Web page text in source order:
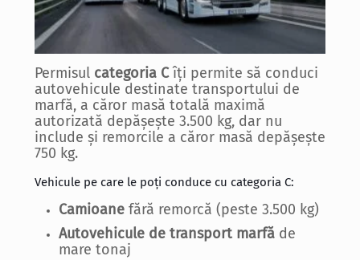
Permisul categoria Cîți permite să conduci
autovehicule destinate transportului de
marfă, a căror masă totală maximă
autorizată depășește 3.500 kg, dar nu
include și remorcile a căror masă depășește
750 kg.
Vehicule pe care le poți conduce cu categoria C:
Camioane fără remorcă (peste 3.500 kg)
Autovehicule de transport marfă de
mare tonaj